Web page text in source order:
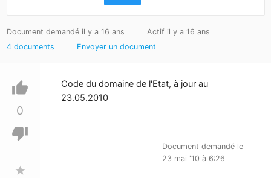
Document demandé il y a 16 ans
Actif il y a 16 ans
4 documents
Envoyer un document
thumb_up
0
thumb_down
star
Code du domaine de l'Etat, à jour au
23.05.2010
Document demandé le
23 mai '10 à 6:26